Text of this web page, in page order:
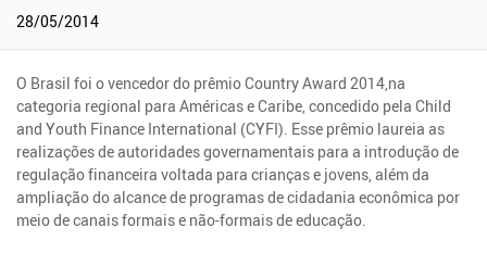
28/05/2014
O Brasil foi o vencedor do prêmio Country Award 2014,na
categoria regional para Américas e Caribe, concedido pela Child
and Youth Finance International (CYFI). Esse prêmio laureia as
realizações de autoridades governamentais para a introdução de
regulação financeira voltada para crianças e jovens, além da
ampliação do alcance de programas de cidadania econômica por
meio de canais formais e não-formais de educação.